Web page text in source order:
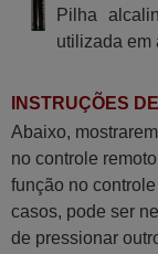
Pilha
utilizada em
INSTRUÇÕES
Abaixo,
no controle
função no
casos, pode ser
de pressionar